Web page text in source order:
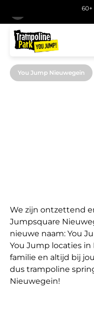
60+
You Jump Nieuwegein
We zijn ontzettend
Jumpsquare
nieuwe naam: You
You Jump locaties
familie en altijd bij
dus trampoline
Nieuwegein!